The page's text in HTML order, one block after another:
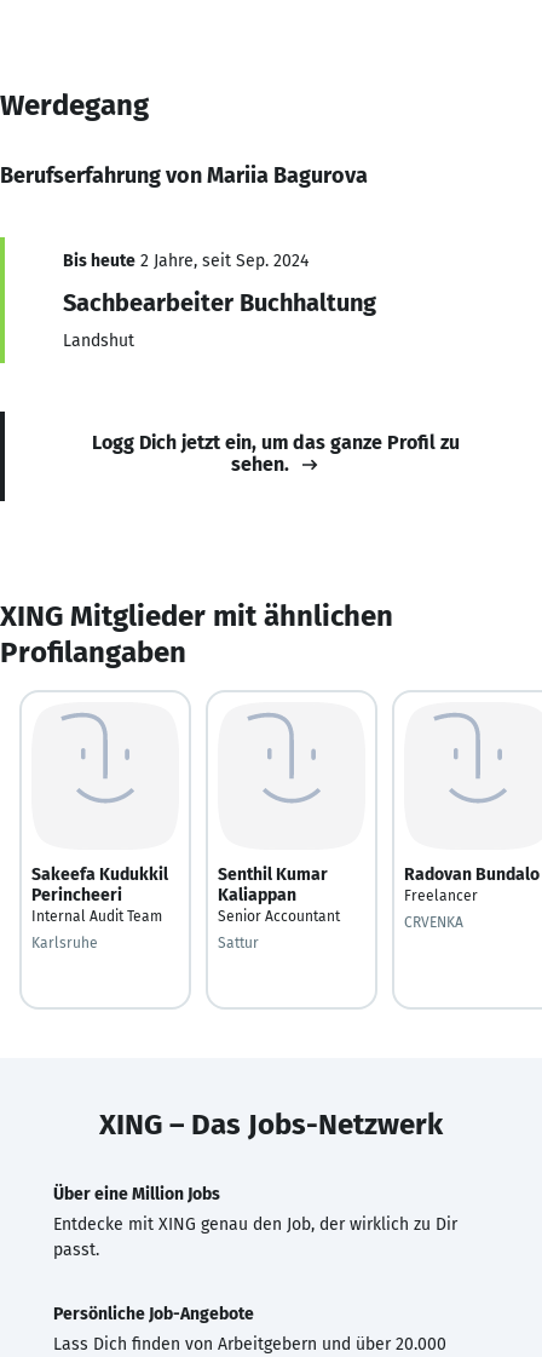
Werdegang
Berufserfahrung von Mariia Bagurova
Bis heute 2 Jahre, seit Sep. 2024
Sachbearbeiter Buchhaltung
Landshut
Logg Dich jetzt ein, um das ganze Profil zu
sehen.
XING Mitglieder mit ähnlichen
Profilangaben
Sakeefa Kudukkil
Perincheeri
Internal Audit Team
Karlsruhe
Senthil Kumar
Kaliappan
Senior Accountant
Sattur
Radovan Bundalo
Freelancer
CRVENKA
XING – Das Jobs-Netzwerk
Über eine Million Jobs
Entdecke mit XING genau den Job, der wirklich zu Dir
passt.
Persönliche Job-Angebote
Lass Dich finden von Arbeitgebern und über 20.000